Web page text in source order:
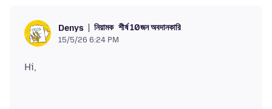
Denys নিয়ামক শীর্ষ 10জন অবদানকারি
15/5/26 6:24 PM